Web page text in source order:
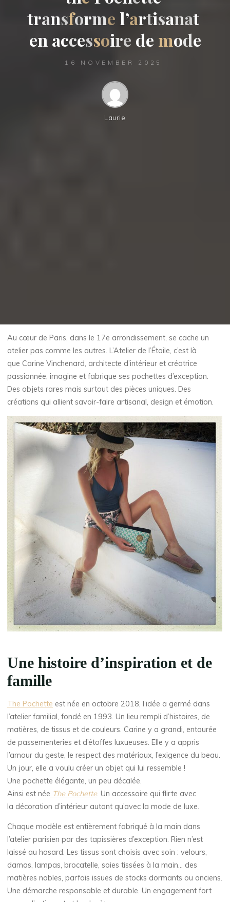
transforme l’artisanat
en accessoire de mod
de
16 NOVEMBER 2025
Laurie
Au cœur de Paris, dans le 17e arrondissement, se cache un
atelier pas comme les autres. L’Atelier de l’Étoile, c’est là
que Carine Vinchenard, architecte d’intérieur et créatrice
passionnée, imagine et fabrique ses pochettes d’exception.
Des objets rares mais surtout des pièces uniques. Des
créations qui allient savoir-faire artisanal, design et émotion.
Une histoire d’inspiration et de
famille
The Pochette est née en octobre 2018, l’idée a germé dans
l’atelier familial, fondé en 1993. Un lieu rempli d’histoires, de
matières, de tissus et de couleurs. Carine y a grandi, entourée
de passementeries et d’étoffes luxueuses. Elle y a appris
l’amour du geste, le respect des matériaux, l’exigence du beau.
Un jour, elle a voulu créer un objet qui lui ressemble !
Une pochette élégante, un peu décalée.
Ainsi est née The Pochette. Un accessoire qui flirte avec
la décoration d’intérieur autant qu’avec la mode de luxe.
Chaque modèle est entièrement fabriqué à la main dans
l’atelier parisien par des tapissières d’exception. Rien n’est
laissé au hasard. Les tissus sont choisis avec soin : velours,
damas, lampas, brocatelle, soies tissées à la main… des
matières nobles, parfois issues de stocks dormants ou anciens.
Une démarche responsable et durable. Un engagement fort